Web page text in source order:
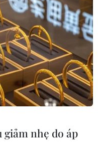
Quân sự tỉnh Điện Biên
lại hàng rào cho người
Tư/TTXVN)
đán Giáp Thìn
Vì, huyện biên giới
cán bộ, chiến sỹ
động hỗ trợ dân
giảm nhẹ do áp